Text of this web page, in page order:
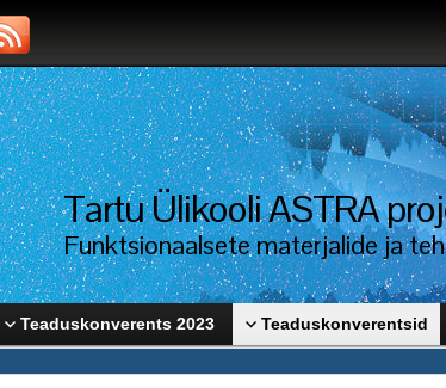
Tartu Ülikooli ASTRA
Funktsionaalsete materjalide ja
Teaduskonverents 2023 Teaduskonverentsid